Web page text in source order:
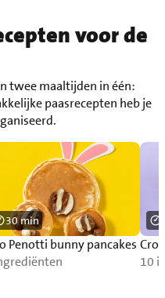
voor de
twee maaltijden in één:
paasrecepten heb je
Penotti bunny pancakes
30 min
10